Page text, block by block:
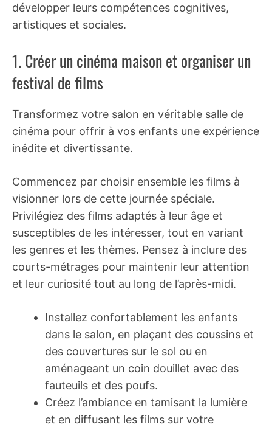
développer leurs compétences cognitives,
artistiques et sociales.
1. Créer un cinéma maison et organiser un
festival de films
Transformez votre salon en véritable salle de
cinéma pour offrir à vos enfants une expérience
inédite et divertissante.
Commencez par choisir ensemble les films à
visionner lors de cette journée spéciale.
Privilégiez des films adaptés à leur âge et
susceptibles de les intéresser, tout en variant
les genres et les thèmes. Pensez à inclure des
courts-métrages pour maintenir leur attention
et leur curiosité tout au long de l’après-midi.
Installez confortablement les enfants
dans le salon, en plaçant des coussins et
des couvertures sur le sol ou en
aménageant un coin douillet avec des
fauteuils et des poufs.
Créez l’ambiance en tamisant la lumière
et en diffusant les films sur votre